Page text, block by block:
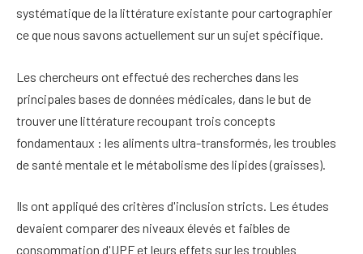
systématique de la littérature existante pour cartographier
ce que nous savons actuellement sur un sujet spécifique.
Les chercheurs ont effectué des recherches dans les
principales bases de données médicales, dans le but de
trouver une littérature recoupant trois concepts
fondamentaux : les aliments ultra-transformés, les troubles
de santé mentale et le métabolisme des lipides (graisses).
Ils ont appliqué des critères d'inclusion stricts. Les études
devaient comparer des niveaux élevés et faibles de
consommation d'UPF et leurs effets sur les troubles